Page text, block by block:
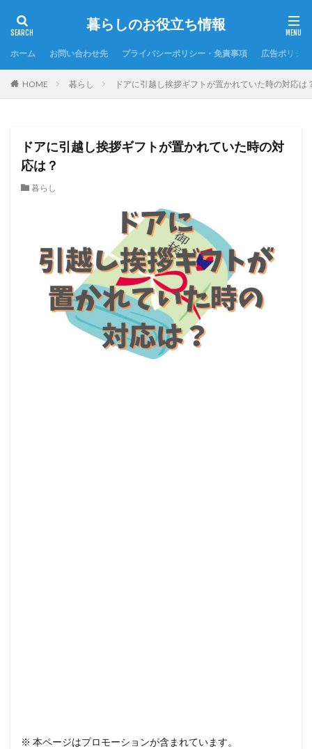
暮らしのお役立ち情報
ホーム お問い合わせ先 プライバシーポリシー・免責事項 広告ポリシー
HOME 暮らし ドアに引越し挨拶ギフトが置かれていた時の対応は
ドアに引越し挨拶ギフトが置かれていた時の対
応は？
暮らし
※ 本ページはプロモーションが含まれています。